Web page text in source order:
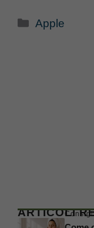
Categorie
Apple
ARTICOLI